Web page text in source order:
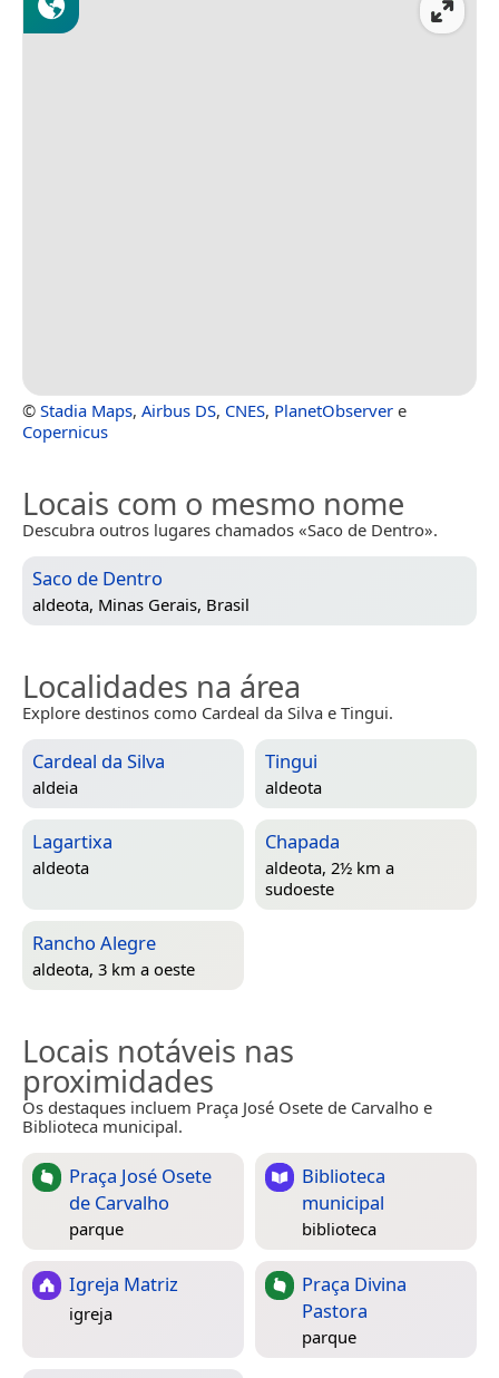
© Stadia Maps, Airbus DS, CNES, PlanetObserver e
Copernicus
Locais com o mesmo nome
Descubra outros lugares chamados «Saco de Dentro».
Saco de Dentro
aldeota, Minas Gerais, Brasil
Localidades na área
Explore destinos como Cardeal da Silva e Tingui.
Cardeal da Silva
aldeia
Tingui
aldeota
Lagartixa
aldeota
Chapada
aldeota, 2½ km a
sudoeste
Rancho Alegre
aldeota, 3 km a oeste
Locais notáveis nas
proximidades
Os destaques incluem Praça José Osete de Carvalho e
Biblioteca municipal.
Praça José Osete
de Carvalho
parque
Biblioteca
municipal
biblioteca
Igreja Matriz
igreja
Praça Divina
Pastora
parque